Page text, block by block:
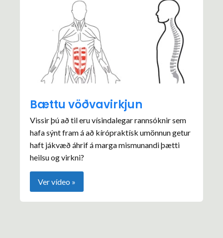
Bættu vöðvavirkjun
Vissir þú að til eru vísindalegar rannsóknir sem
hafa sýnt fram á að kírópraktísk umönnun getur
haft jákvæð áhrif á marga mismunandi þætti
heilsu og virkni?
Ver vídeo »